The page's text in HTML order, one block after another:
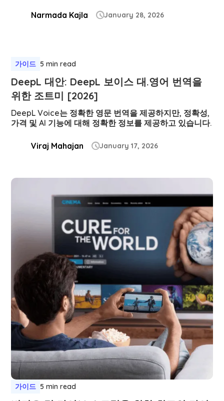
Narmada Kajla January 28, 2026
가이드 5 min read
DeepL 대안: DeepL 보이스 대.영어 번역을
위한 조트미 [2026]
DeepL Voice는 정확한 영문 번역을 제공하지만, 정확성,
가격 및 AI 기능에 대해 정확한 정보를 제공하고 있습니다.
Viraj Mahajan January 17, 2026
가이드 5 min read